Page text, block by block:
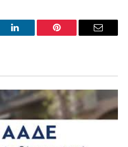
LinkedIn Pinterest Email